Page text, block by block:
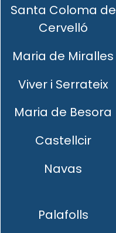
Santa Coloma de
Cervelló
Maria de Miralles
Viver i Serrateix
Maria de Besora
Castellcir
Navas
Palafolls